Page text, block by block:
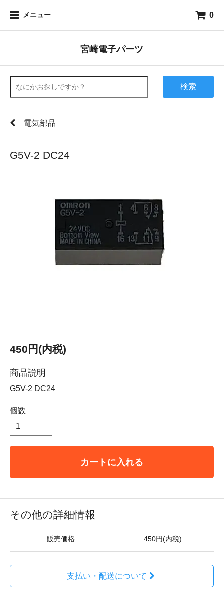
メニュー 0
宮崎電子パーツ
検索
電気部品
G5V-2 DC24
450円(内税)
商品説明
G5V-2 DC24
個数
カートに入れる
その他の詳細情報
販売価格 450円(内税)
支払い・配送について